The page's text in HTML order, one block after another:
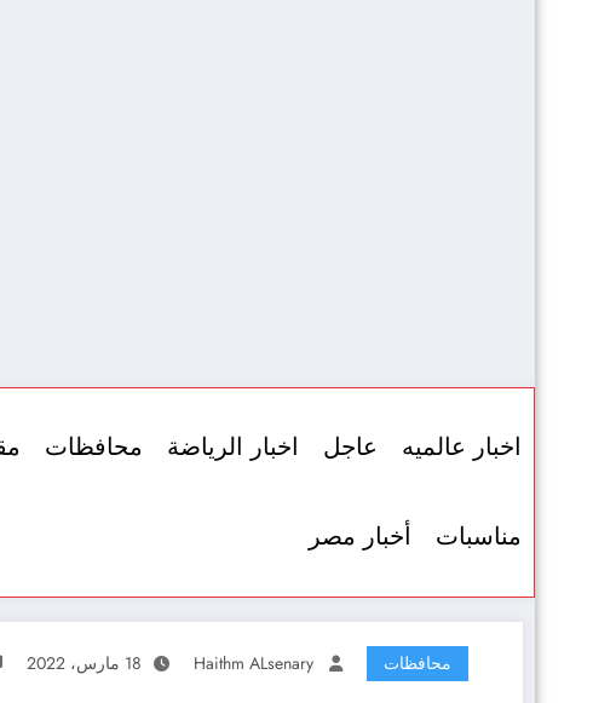
اخبار عالميه عاجل اخبار الرياضة محافظات
مناسبات أخبار مصر
محافظات Haithm ALsenary 18 مارس، 2022